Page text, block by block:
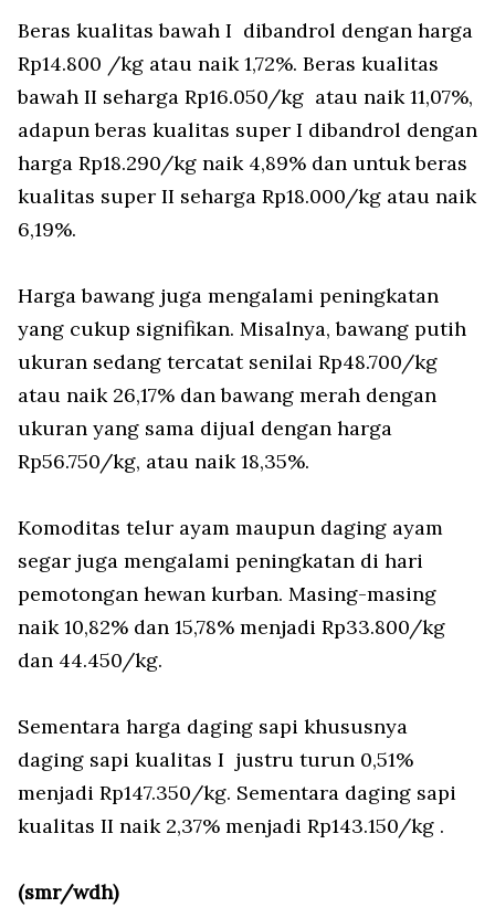
Beras kualitas bawah I dibandrol dengan harga
Rp14.800 /kg atau naik 1,72%. Beras kualitas
bawah II seharga Rp16.050/kg atau naik 11,07%,
adapun beras kualitas super I dibandrol dengan
harga Rp18.290/kg naik 4,89% dan untuk beras
kualitas super II seharga Rp18.000/kg atau naik
6,19%.
Harga bawang juga mengalami peningkatan
yang cukup signifikan. Misalnya, bawang putih
ukuran sedang tercatat senilai Rp48.700/kg
atau naik 26,17% dan bawang merah dengan
ukuran yang sama dijual dengan harga
Rp56.750/kg, atau naik 18,35%.
Komoditas telur ayam maupun daging ayam
segar juga mengalami peningkatan di hari
pemotongan hewan kurban. Masing-masing
naik 10,82% dan 15,78% menjadi Rp33.800/kg
dan 44.450/kg.
Sementara harga daging sapi khususnya
daging sapi kualitas I justru turun 0,51%
menjadi Rp147.350/kg. Sementara daging sapi
kualitas II naik 2,37% menjadi Rp143.150/kg .
(smr/wdh)